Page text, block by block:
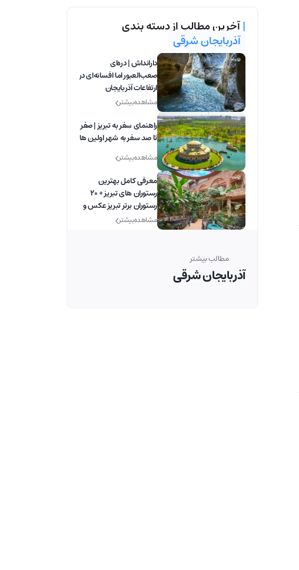
|آخرین مطالب از دسته بندی
آذربایجان شرقی
دارانداش | دره‌ای
صعب‌العبور اما افسانه‌ای در
ارتفاعات آذربایجان
مشاهده بیشتر
راهنمای سفر به تبریز | صفر
تا صد سفر به شهر اولین ها
مشاهده بیشتر
معرفی کامل بهترین
رستوران‌ های تبریز + 20
رستوران برتر تبریز عکس و
آدرس
مشاهده بیشتر
مطالب بیشتر
آذربایجان شرقی